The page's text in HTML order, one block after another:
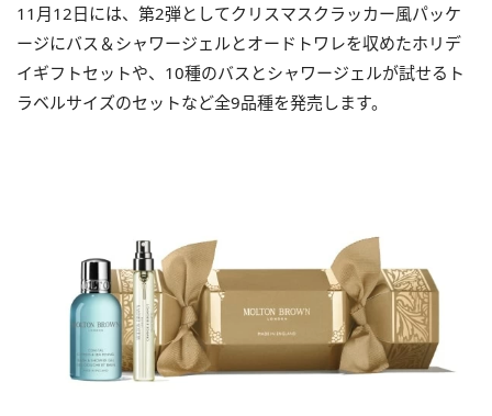
11月12日には、第2弾としてクリスマスクラッカー風パッケ
ージにバス＆シャワージェルとオードトワレを収めたホリデ
イギフトセットや、10種のバスとシャワージェルが試せるト
ラベルサイズのセットなど全9品種を発売します。